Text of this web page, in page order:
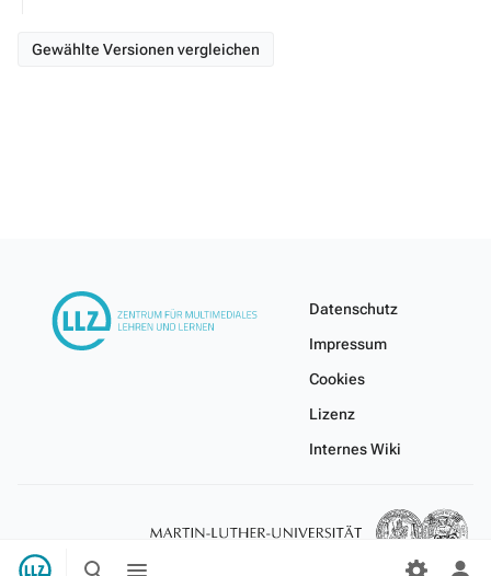
Suche
Datenschutz
Impressum
Cookies
Lizenz
Internes Wiki